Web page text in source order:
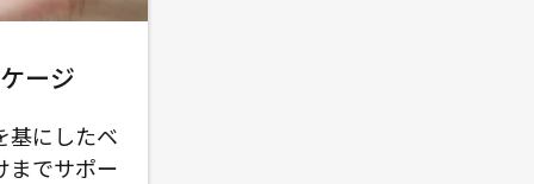
ージ
基にしたベ
までサポー